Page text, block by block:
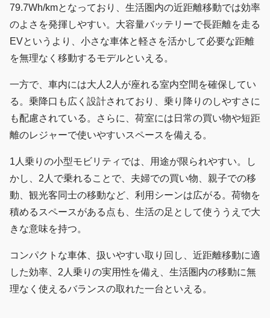
79.7Wh/kmとなっており、生活圏内の近距離移動では効率
のよさを発揮しやすい。大容量バッテリーで長距離を走る
EVというより、小さな車体と軽さを活かして必要な距離
を無理なく移動するモデルといえる。
一方で、車内には大人2人が座れる室内空間を確保してい
る。乗降口も広く設計されており、乗り降りのしやすさに
も配慮されている。さらに、荷室には日常の買い物や短距
離のレジャーで使いやすいスペースを備える。
1人乗りの小型モビリティでは、用途が限られやすい。し
かし、2人で乗れることで、夫婦での買い物、親子での移
動、観光客同士の移動など、利用シーンは広がる。荷物を
積めるスペースがある点も、生活の足として使ううえで大
きな意味を持つ。
コンパクトな車体、扱いやすい取り回し、近距離移動に適
した効率、2人乗りの実用性を備え、生活圏内の移動に無
理なく使えるバランスの取れた一台といえる。